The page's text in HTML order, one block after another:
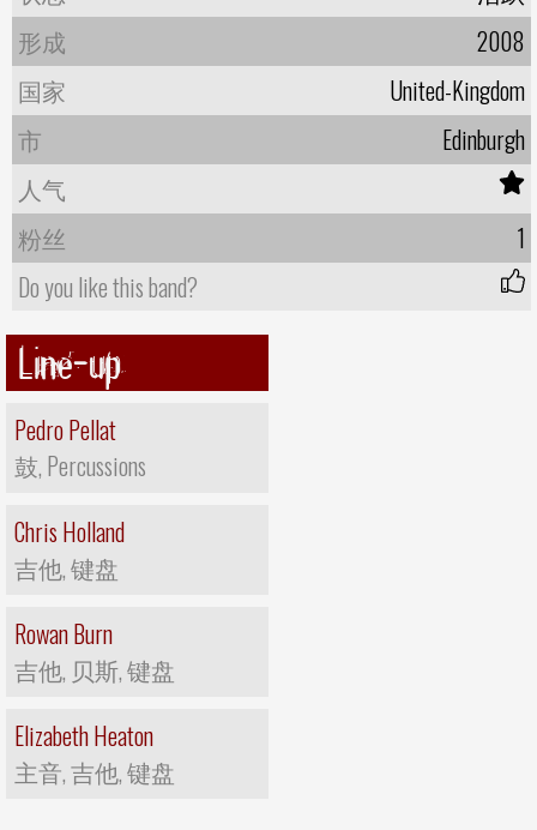
形成
2008
国家
United-Kingdom
市
Edinburgh
人气
粉丝
1
Do you like this band?
Line-up
Pedro Pellat
鼓, Percussions
Chris Holland
吉他, 键盘
Rowan Burn
吉他, 贝斯, 键盘
Elizabeth Heaton
主音, 吉他, 键盘